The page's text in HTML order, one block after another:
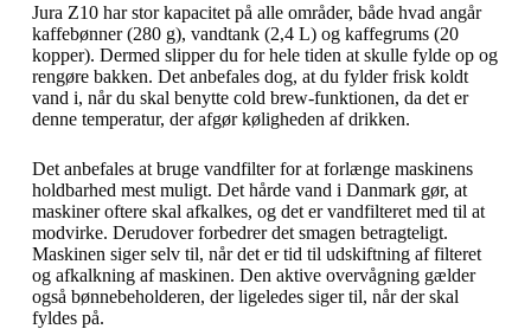
Jura Z10 har stor kapacitet på alle områder, både hvad angår
kaffebønner (280 g), vandtank (2,4 L) og kaffegrums (20
kopper). Dermed slipper du for hele tiden at skulle fylde op og
rengøre bakken. Det anbefales dog, at du fylder frisk koldt
vand i, når du skal benytte cold brew-funktionen, da det er
denne temperatur, der afgør køligheden af drikken.
Det anbefales at bruge vandfilter for at forlænge maskinens
holdbarhed mest muligt. Det hårde vand i Danmark gør, at
maskiner oftere skal afkalkes, og det er vandfilteret med til at
modvirke. Derudover forbedrer det smagen betragteligt.
Maskinen siger selv til, når det er tid til udskiftning af filteret
og afkalkning af maskinen. Den aktive overvågning gælder
også bønnebeholderen, der ligeledes siger til, når der skal
fyldes på.